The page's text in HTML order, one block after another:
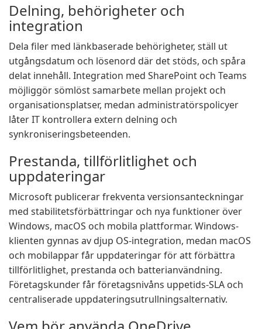
Delning, behörigheter och
integration
Dela filer med länkbaserade behörigheter, ställ ut
utgångsdatum och lösenord där det stöds, och spåra
delat innehåll. Integration med SharePoint och Teams
möjliggör sömlöst samarbete mellan projekt och
organisationsplatser, medan administratörspolicyer
låter IT kontrollera extern delning och
synkroniseringsbeteenden.
Prestanda, tillförlitlighet och
uppdateringar
Microsoft publicerar frekventa versionsanteckningar
med stabilitetsförbättringar och nya funktioner över
Windows, macOS och mobila plattformar. Windows-
klienten gynnas av djup OS-integration, medan macOS
och mobilappar får uppdateringar för att förbättra
tillförlitlighet, prestanda och batterianvändning.
Företagskunder får företagsnivåns uppetids-SLA och
centraliserade uppdateringsutrullningsalternativ.